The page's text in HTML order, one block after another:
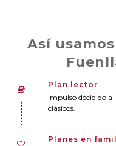
Así
Plan lector
Impulso decidido
clásicos.
Planes en